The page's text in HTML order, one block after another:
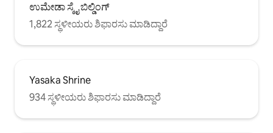
ಉಮೇಡಾ ಸ್ಕೈ ಬಿಲ್ಡಿಂಗ್
1,822 ಸ್ಥಳೀಯರು ಶಿಫಾರಸು ಮಾಡಿದ್ದಾರೆ
Yasaka Shrine
934 ಸ್ಥಳೀಯರು ಶಿಫಾರಸು ಮಾಡಿದ್ದಾರೆ